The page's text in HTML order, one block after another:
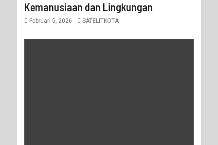
Kemanusiaan dan Lingkungan
Februari 5, 2026 SATELITKOTA